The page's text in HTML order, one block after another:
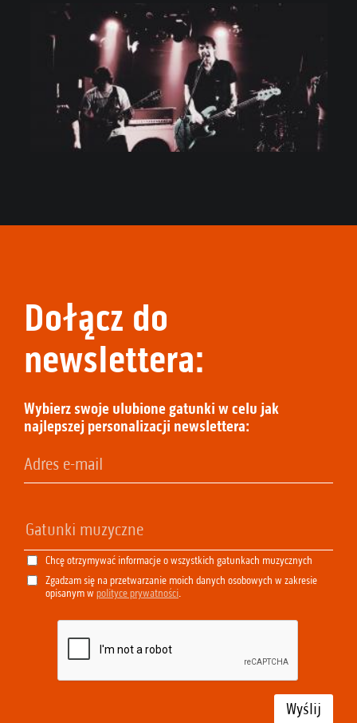
Dołącz do
newslettera:
Wybierz swoje ulubione gatunki w celu jak
najlepszej personalizacji newslettera:
Chcę otrzymywać informacje o wszystkich gatunkach muzycznych
Zgadzam się na przetwarzanie moich danych osobowych w zakresie
opisanym w polityce prywatności.
Wyślij